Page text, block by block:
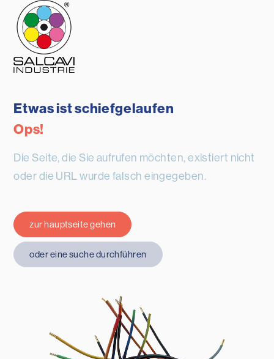
Etwas ist schiefgelaufen
Ops!
Die Seite, die Sie aufrufen möchten, existiert nicht
oder die URL wurde falsch eingegeben.
zur hauptseite gehen
oder eine suche durchführen